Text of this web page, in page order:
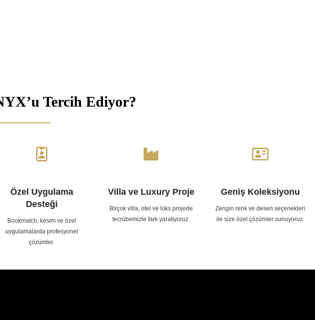
Tercih Ediyor?
Özel Uygulama
Desteği
Bookmatch, kesim ve özel
uygulamalarda profesyonel
çözümler.
Villa ve Luxury Proje
Birçok villa, otel ve lüks projede
tecrübemizle fark yaratıyoruz.
Geniş Koleksiyonu
Zengin renk ve desen seçenekleri
ile size özel çözümler sunuyoruz.